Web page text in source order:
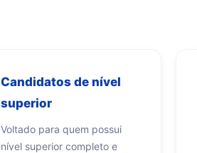
Candidatos de nível
superior
Voltado para quem possui
nível superior completo e